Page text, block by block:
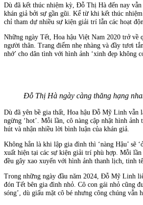
Dù đã kết thúc nhiệm kỳ, Đỗ Thị Hà đến nay vẫn
khán giả bởi sự gần gũi. Kể từ khi kết thúc
chỉ tham dự nhiều sự kiện giải trí lẫn các hoạt
Những ngày Tết, Hoa hậu Việt Nam 2020 trở về
người thân. Trang điểm nhẹ nhàng và đầy tươi
nhớ’ cho dân tình với hình ảnh ‘xinh đẹp không
Đỗ Thị Hà ngày càng thăng hạng
Dù đã yên bề gia thất, Hoa hậu Đỗ Mỹ Linh vẫn
ngừng ‘hot’. Mỗi lần, cô nàng cập nhật hình ảnh
hút và nhận nhiều lời bình luận của khán giả.
Không hẳn là khi lập gia đình thì ‘nàng Hậu’ sẽ
xuất hiện tại các sự kiện giải trí phù hợp. Mỗi
đều gây xao xuyến với hình ảnh thanh lịch, tinh
Trong những ngày đầu năm 2024, Đỗ Mỹ Linh
đón Tết bên gia đình nhỏ. Cô con gái nhỏ cũng
sóng’, dù giấu mặt cô bé nhưng công chúng vẫn